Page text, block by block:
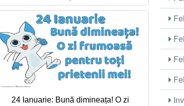
24 Ianuarie: Bună dimineața! O zi